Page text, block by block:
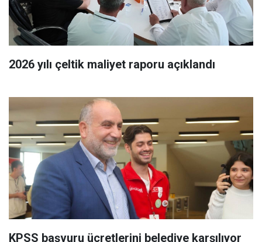
2026 yılı çeltik maliyet raporu açıklandı
KPSS başvuru ücretlerini belediye karşılıyor